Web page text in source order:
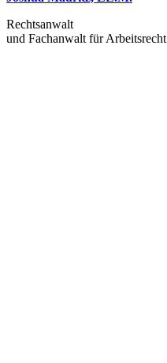
Rechtsanwalt
und Fachanwalt für Arbeitsrecht